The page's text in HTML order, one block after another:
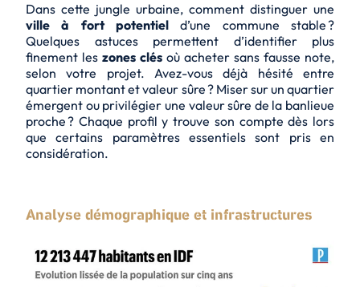
Dans cette jungle urbaine, comment distinguer une
ville à fort potentiel d’une commune stable ?
Quelques astuces permettent d’identifier plus
finement les zones clés où acheter sans fausse note,
selon votre projet. Avez-vous déjà hésité entre
quartier montant et valeur sûre ? Miser sur un quartier
émergent ou privilégier une valeur sûre de la banlieue
proche ? Chaque profil y trouve son compte dès lors
que certains paramètres essentiels sont pris en
considération.
Analyse démographique et infrastructures